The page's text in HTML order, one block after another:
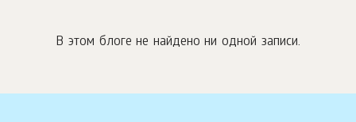
В этом блоге не найдено ни одной записи.